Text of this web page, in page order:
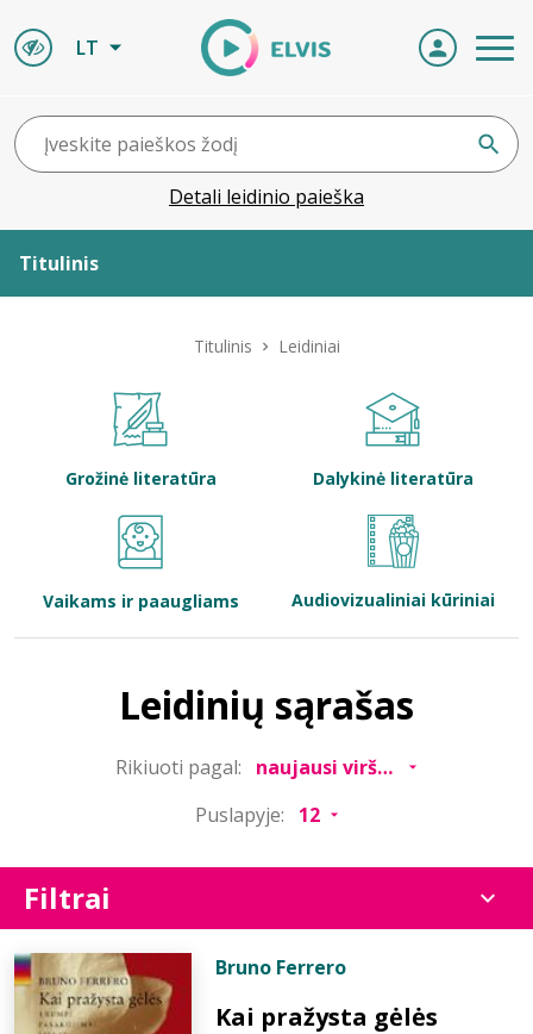
LT
Detali leidinio paieška
Titulinis
Bibliotekoms
Titulinis Leidiniai
Grožinė literatūra Dalykinė literatūra
Vaikams ir paaugliams Audiovizualiniai kūriniai
Leidinių sąrašas
Rikiuoti pagal:
Puslapyje:
Filtrai
Bruno Ferrero
Kai pražysta gėlės